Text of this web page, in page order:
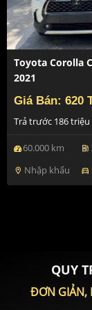
Toyota Corolla
2021
Giá Bán: 620
Trả trước 186 triệu
60.000 km ev_station
location_on Nhập khẩu directions_car
QUY
ĐƠN GIẢN,